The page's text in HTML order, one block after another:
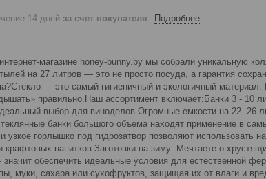
14 дней за счет покупателя Подробнее
магазине honey-bunny.by мы собрали уникальную
на 27 литров — это не просто посуда, а гарантия
— это самый гигиеничный и экологичный материал.
правильно.Наш ассортимент включает:Банки 3 - 10
выбор для виноделов.Огромные емкости на 22- 26
банки большого объема находят применение в
горлышко под гидрозатвор позволяют использовать
напитков.Заготовки на зиму: Мечтаете о
обеспечить идеальные условия для естественной
муки, сахара или сухофруктов, защищая их от влаги и